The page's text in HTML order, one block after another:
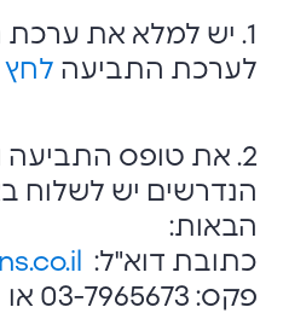
1. יש למלא את ערכת התביעה:
לערכת התביעה לחץ
2. את טופס
הנדרשים יש לשלוח
הבאות:
כתובת דוא"ל:
פקס: 03-7965673 או